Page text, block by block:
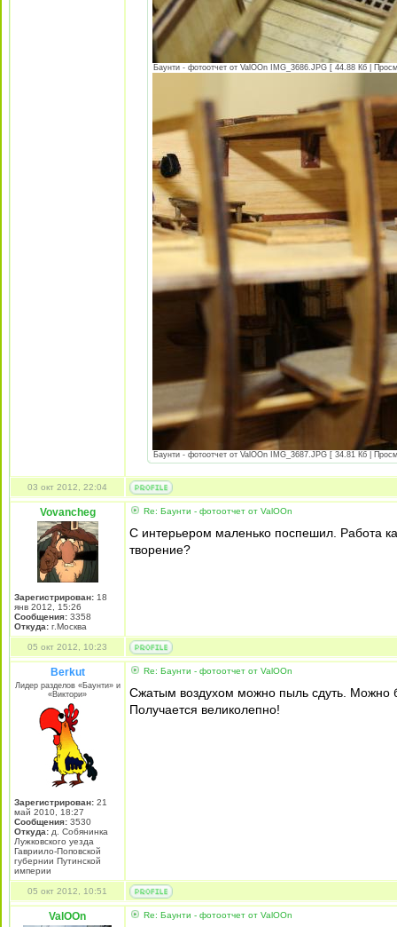
Баунти - фотоотчет от ValOOn IMG_3686.JPG [ 44.88 Кб |
Баунти - фотоотчет от ValOOn IMG_3687.JPG [ 34.81 Кб |
03 окт 2012, 22:04
Vovancheg
Зарегистрирован: 18
янв 2012, 15:26
Сообщения: 3358
Откуда: г.Москва
Re: Баунти - фотоотчет от ValOOn
С интерьером маленько поспешил. Работа
творение?
05 окт 2012, 10:23
Berkut
Лидер разделов «Баунти» и
«Виктори»
Зарегистрирован: 21
май 2010, 18:27
Сообщения: 3530
Откуда: д. Собянинка
Лужковского уезда
Гавриило-Поповской
губернии Путинской
империи
Re: Баунти - фотоотчет от ValOOn
Сжатым воздухом можно пыль сдуть. Можно
Получается великолепно!
05 окт 2012, 10:51
ValOOn Re: Баунти - фотоотчет от ValOOn